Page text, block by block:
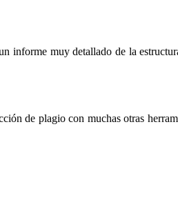
informe muy detallado de la
de plagio con muchas otras